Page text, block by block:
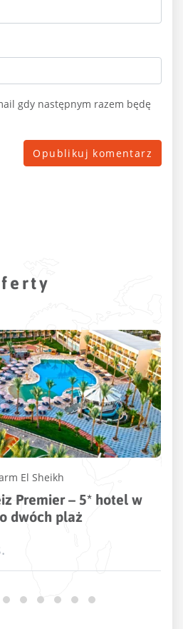
gdy następnym razem będę
,Alanya,Konakli
– 5* hotel tuż przy
Alanya
/os.